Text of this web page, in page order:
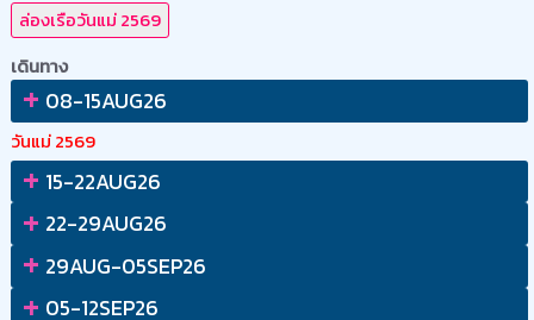
ล่องเรือวันแม่ 2569
เดินทาง
+ 08-15AUG26
วันแม่ 2569
+ 15-22AUG26
+ 22-29AUG26
+ 29AUG-05SEP26
+ 05-12SEP26